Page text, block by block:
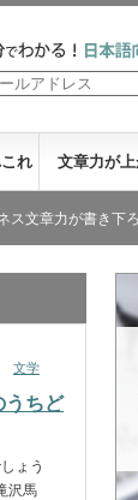
れ 文章力が
き下ろした文庫本
文学
うちど
ょう
沢馬